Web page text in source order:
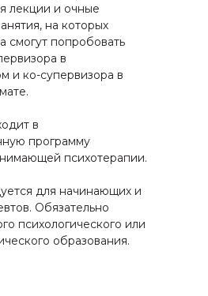
лекции и очные
на которых
смогут попробовать
в
и ко-супервизора в
в
программу
психотерапии.
для начинающих и
Обязательно
психологического или
образования.